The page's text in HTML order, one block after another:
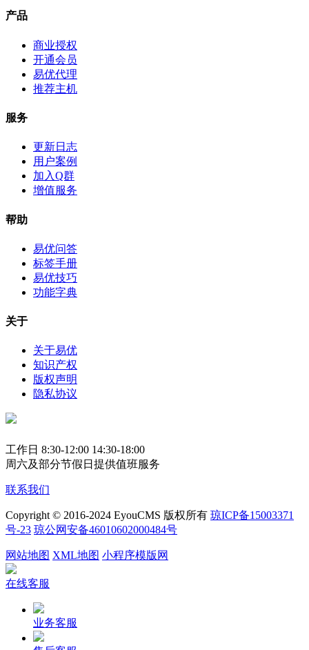
产品
商业授权
开通会员
易优代理
推荐主机
服务
更新日志
用户案例
加入Q群
增值服务
帮助
易优问答
标签手册
易优技巧
功能字典
关于
关于易优
知识产权
版权声明
隐私协议
工作日 8:30-12:00 14:30-18:00
周六及部分节假日提供值班服务
联系我们
Copyright © 2016-2024 EyouCMS 版权所有 琼ICP备15003371
号-23 琼公网安备46010602000484号
网站地图 XML地图 小程序模版网
在线客服
业务客服